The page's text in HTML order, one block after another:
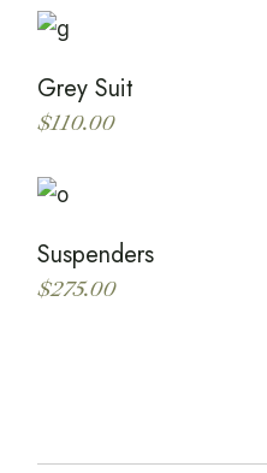
Grey Suit
$110.00
Suspenders
$275.00